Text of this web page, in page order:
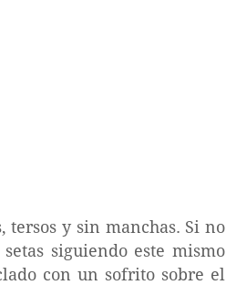
tersos y sin manchas. Si no
siguiendo este mismo
con un sofrito sobre el